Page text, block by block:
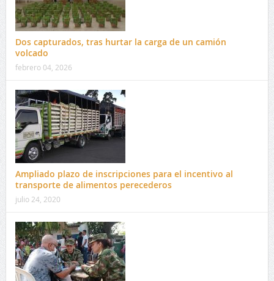
Dos capturados, tras hurtar la carga de un camión
volcado
febrero 04, 2026
Ampliado plazo de inscripciones para el incentivo al
transporte de alimentos perecederos
julio 24, 2020